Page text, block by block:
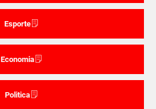
Esporte
Economia
Politica